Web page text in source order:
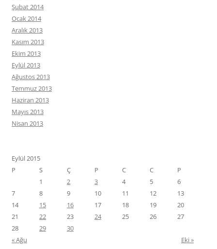
Şubat 2014
Ocak 2014
Aralık 2013
Kasım 2013
Ekim 2013
Eylül 2013
Ağustos 2013
Temmuz 2013
Haziran 2013
Mayıs 2013
Nisan 2013
Eylül 2015
P
S Ç P C C
P
1
2 3 4 5
6
7
8 9 10 11 12
13
14
15 16 17 18 19
20
21
22 23 24 25 26
27
28
29
30
« Ağu
Eki »